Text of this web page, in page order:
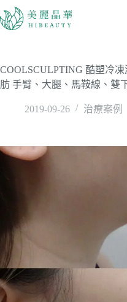
COOLSCULPTING 酷塑冷
肪 手臂、大腿、馬鞍線、雙
2019-09-26 治療案例